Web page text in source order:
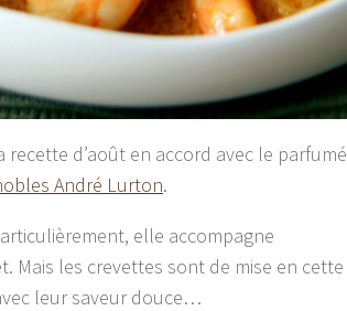
d’août en accord avec le parfumé
André Lurton.
elle accompagne
Mais les crevettes sont de mise en cette
leur saveur douce…